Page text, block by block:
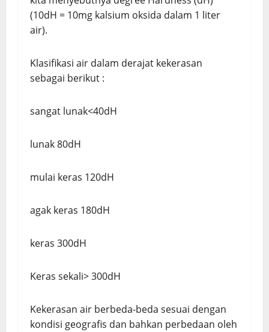
(10dH = 10mg kalsium oksida dalam 1 liter
air).
Klasifikasi air dalam derajat kekerasan
sebagai berikut :
sangat lunak<40dH
lunak 80dH
mulai keras 120dH
agak keras 180dH
keras 300dH
Keras sekali> 300dH
Kekerasan air berbeda-beda sesuai dengan
kondisi geografis dan bahkan perbedaan oleh